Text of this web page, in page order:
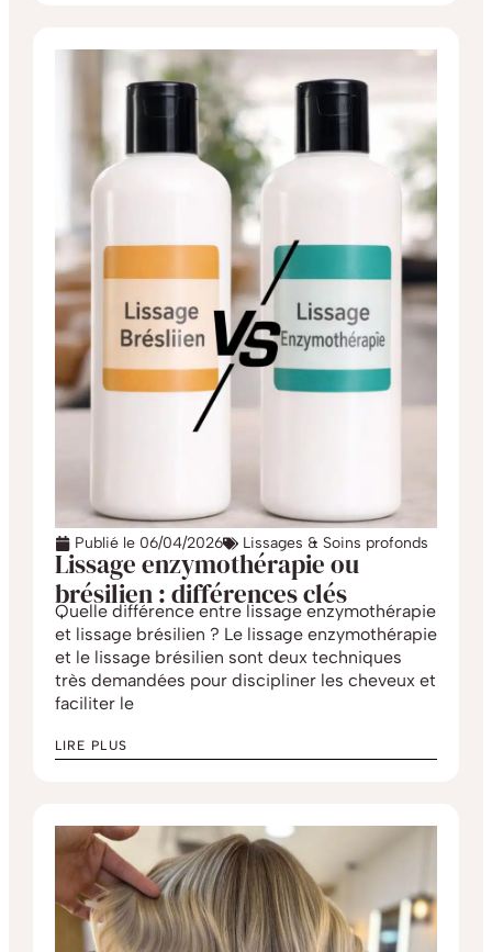
Publié le 06/04/2026 Lissages & Soins profonds
Lissage enzymothérapie ou
brésilien : différences clés
Quelle différence entre lissage enzymothérapie
et lissage brésilien ? Le lissage enzymothérapie
et le lissage brésilien sont deux techniques
très demandées pour discipliner les cheveux et
faciliter le
LIRE PLUS